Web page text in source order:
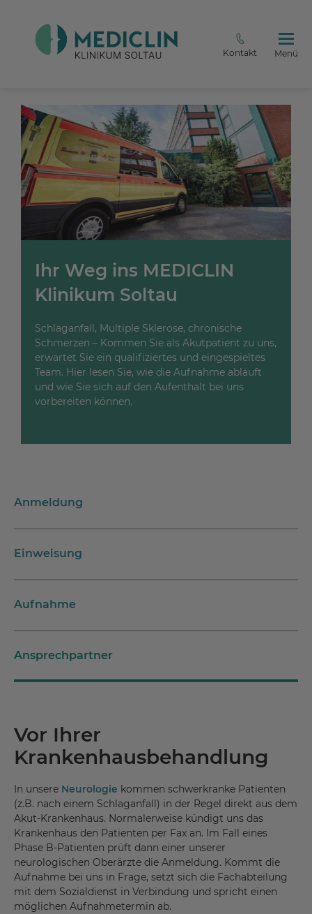
Kontakt Menü
Ihr Weg ins MEDICLIN
Klinikum Soltau
Schlaganfall, Multiple Sklerose, chronische
Schmerzen – Kommen Sie als Akutpatient zu uns,
erwartet Sie ein qualifiziertes und eingespieltes
Team. Hier lesen Sie, wie die Aufnahme abläuft
und wie Sie sich auf den Aufenthalt bei uns
vorbereiten können.
Anmeldung
Einweisung
Aufnahme
Ansprechpartner
Vor Ihrer
Krankenhausbehandlung
In unsere Neurologie kommen schwerkranke Patienten
(z.B. nach einem Schlaganfall) in der Regel direkt aus dem
Akut-Krankenhaus. Normalerweise kündigt uns das
Krankenhaus den Patienten per Fax an. Im Fall eines
Phase B-Patienten prüft dann einer unserer
neurologischen Oberärzte die Anmeldung. Kommt die
Aufnahme bei uns in Frage, setzt sich die Fachabteilung
mit dem Sozialdienst in Verbindung und spricht einen
möglichen Aufnahmetermin ab.